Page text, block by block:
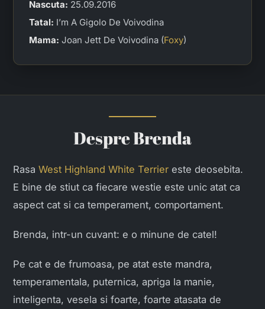
Nascuta: 25.09.2016
Tatal: I’m A Gigolo De Voivodina
Mama: Joan Jett De Voivodina (Foxy)
Despre Brenda
RasaWest Highland White Terrier este deosebita.
E bine de stiut ca fiecare westie este unic atat ca
aspect cat si ca temperament, comportament.
Brenda, intr-un cuvant: e o minune de catel!
Pe cat e de frumoasa, pe atat este mandra,
temperamentala, puternica, apriga la manie,
inteligenta, vesela si foarte, foarte atasata de